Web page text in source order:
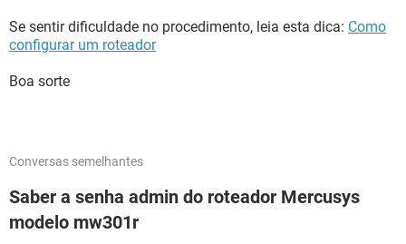
Se sentir dificuldade no procedimento, leia esta dica: Como
configurar um roteador
Boa sorte
Conversas semelhantes
Saber a senha admin do roteador Mercusys
modelo mw301r